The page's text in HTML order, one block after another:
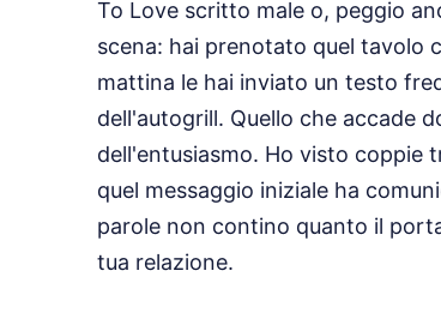
To Love scritto male o, peggio
scena: hai prenotato quel tavolo
mattina le hai inviato un testo
dell'autogrill. Quello che accade
dell'entusiasmo. Ho visto coppie
quel messaggio iniziale ha
parole non contino quanto il
tua relazione.